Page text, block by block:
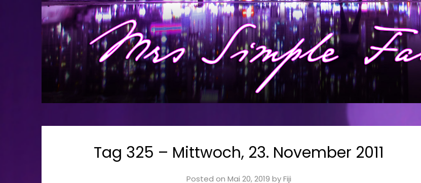
Tag 325 – Mittwoch, 23. November 2011
Posted on Mai 20, 2019 byFiji